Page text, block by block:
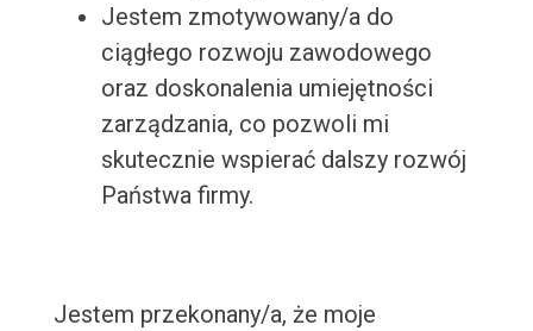
Jestem zmotywowany/a do
ciągłego rozwoju zawodowego
oraz doskonalenia umiejętności
zarządzania, co pozwoli mi
skutecznie wspierać dalszy rozwój
Państwa firmy.
Jestem przekonany/a, że moje